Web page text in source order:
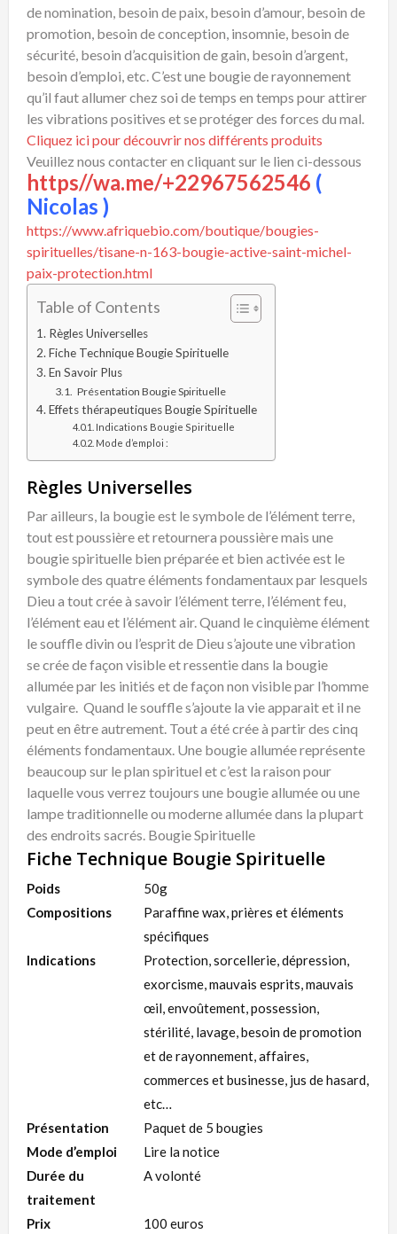
de nomination, besoin de paix, besoin d’amour, besoin de
promotion, besoin de conception, insomnie, besoin de
sécurité, besoin d’acquisition de gain, besoin d’argent,
besoin d’emploi, etc. C’est une bougie de rayonnement
qu’il faut allumer chez soi de temps en temps pour attirer
les vibrations positives et se protéger des forces du mal.
Cliquez ici pour découvrir nos différents produits
Veuillez nous contacter en cliquant sur le lien ci-dessous
https//wa.me/+22967562546 (
Nicolas )
https://www.afriquebio.com/boutique/bougies-
spirituelles/tisane-n-163-bougie-active-saint-michel-
paix-protection.html
Table of Contents
Règles Universelles
Fiche Technique Bougie Spirituelle
En Savoir Plus
Présentation Bougie Spirituelle
Effets thérapeutiques Bougie Spirituelle
Indications Bougie Spirituelle
Mode d’emploi :
Règles Universelles
Par ailleurs, la bougie est le symbole de l’élément terre,
tout est poussière et retournera poussière mais une
bougie spirituelle bien préparée et bien activée est le
symbole des quatre éléments fondamentaux par lesquels
Dieu a tout crée à savoir l’élément terre, l’élément feu,
l’élément eau et l’élément air. Quand le cinquième élément
le souffle divin ou l’esprit de Dieu s’ajoute une vibration
se crée de façon visible et ressentie dans la bougie
allumée par les initiés et de façon non visible par l’homme
vulgaire. Quand le souffle s’ajoute la vie apparait et il ne
peut en être autrement. Tout a été crée à partir des cinq
éléments fondamentaux. Une bougie allumée représente
beaucoup sur le plan spirituel et c’est la raison pour
laquelle vous verrez toujours une bougie allumée ou une
lampe traditionnelle ou moderne allumée dans la plupart
des endroits sacrés. Bougie Spirituelle
Fiche Technique Bougie Spirituelle
Poids
50g
Compositions
Paraffine wax, prières et éléments
spécifiques
Indications
Protection, sorcellerie, dépression,
exorcisme, mauvais esprits, mauvais
œil, envoûtement, possession,
stérilité, lavage, besoin de promotion
et de rayonnement, affaires,
commerces et businesse, jus de hasard,
etc…
Présentation
Paquet de 5 bougies
Mode d’emploi
Lire la notice
Durée du
traitement
A volonté
Prix 100 euros